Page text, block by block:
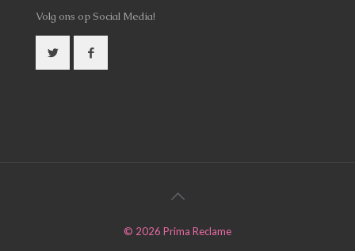
Volg ons op Social Media!
© 2026 Prima Reclame